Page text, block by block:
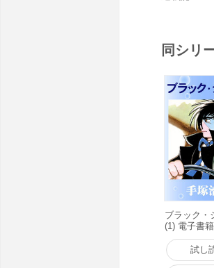
同シリ
ブラック・
(1) 電子書
試し